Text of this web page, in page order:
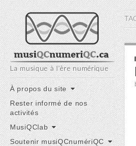
musiQC
La musique à l'ère numérique
Main
menu
Skip
to
content
À propos du site
Rester informé de nos
activités
MusiQClab
Soutenir musiQCnumériQC